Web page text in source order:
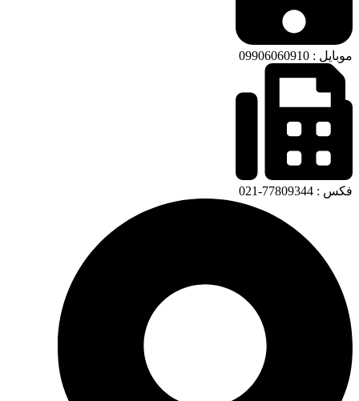
موبایل : 09906060910
فکس : 77809344-021